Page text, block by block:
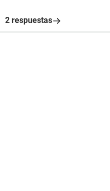
2 respuestas